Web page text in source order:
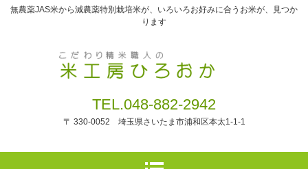
無農薬JAS米から減農薬特別栽培米が、いろいろお好みに合うお米が、見つか
ります
TEL.048-882-2942
〒 330-0052 埼玉県さいたま市浦和区本太1-1-1